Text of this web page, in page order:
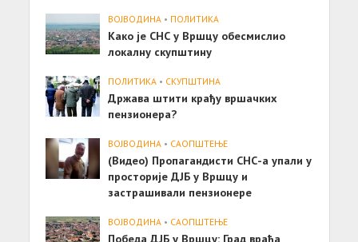
ВОЈВОДИНА • ПОЛИТИКА
Како је СНС у Вршцу обесмислио
локалну скупштину
ПОЛИТИКА • СКУПШТИНА
Држава штити крађу вршачких
пензионера?
ВОЈВОДИНА • САОПШТЕЊE
(Видео) Пропагандисти СНС-а упали у
просторије ДЈБ у Вршцу и
застрашивали пензионере
ВОЈВОДИНА • САОПШТЕЊE
Победа ДЈБ у Вршцу: Град враћа